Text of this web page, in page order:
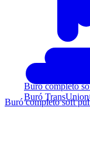
Buró completo
Buró
Buró completo soft